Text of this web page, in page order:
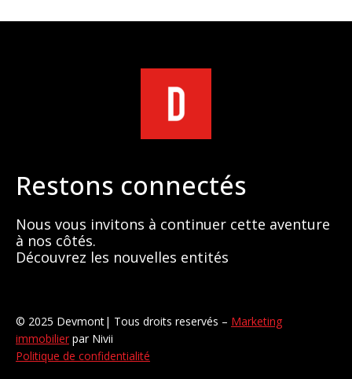
Restons connectés
Nous vous invitons à continuer cette aventure
à nos côtés.
Découvrez les nouvelles entités
© 2025 Devmont| Tous droits reservés – Marketing
immobilier par Nivii
Politique de confidentialité